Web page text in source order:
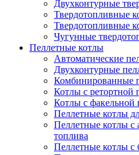
Двухконтурные
Твердотопливные
Твердотопливные
Чугунные
Пеллетные котлы
Автоматические
Двухконтурные
Комбинированные
Котлы с ретортной
Котлы с факельной
Пеллетные котлы
Пеллетные котлы с
топлива
Пеллетные котлы с